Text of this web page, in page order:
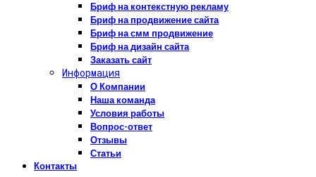
Бриф на контекстную рекламу
Бриф на продвижение сайта
Бриф на смм продвижение
Бриф на дизайн сайта
Заказать сайт
Информация
О Компании
Наша команда
Условия работы
Вопрос-ответ
Отзывы
Статьи
Контакты